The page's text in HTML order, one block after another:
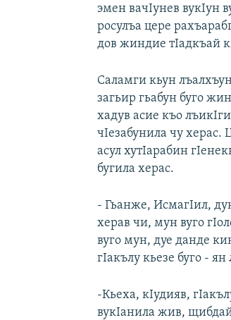
эмен вачIунев вукIун
росулъа цере
дов жиндие тIадкъай
Саламги кьун
загьир гьабун буго
хадув асие къо
чIезабунила чу херас.
асул хутIарабин
бугила херас.
- Гьанже, ИсмагIил,
херав чи, мун вуго
вуго мун, дуе данде
гIакълу кьезе буго -
-Кьеха, кIудияв,
вукIанила жив, щибдай